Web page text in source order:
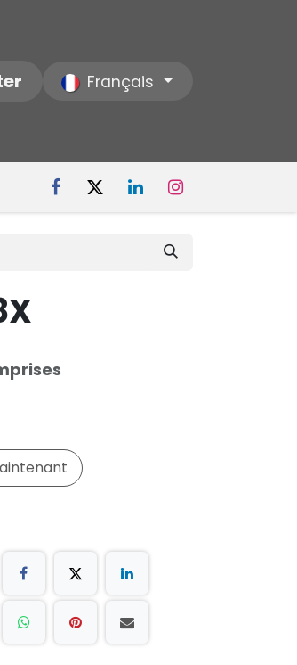
Notre Société
Français